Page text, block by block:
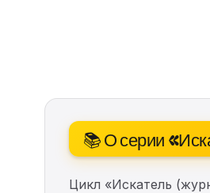
📚 О серии
Цикл «Искатель